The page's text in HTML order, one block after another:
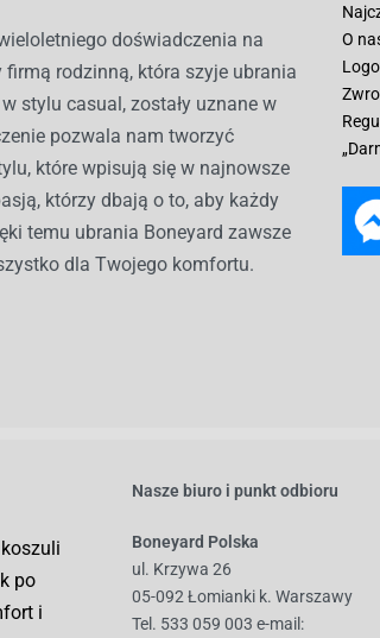
doświadczenia na
rodzinną, która szyje ubrania
stylu casual, zostały uznane w
pozwala nam tworzyć
które wpisują się w najnowsze
którzy dbają o to, aby każdy
temu ubrania Boneyard zawsze
dla Twojego komfortu.
O
po
i
Nasze biuro i punkt odbioru
Boneyard Polska
ul. Krzywa 26
05-092 Łomianki k. Warszawy
Tel. 533 059 003 e-mail: